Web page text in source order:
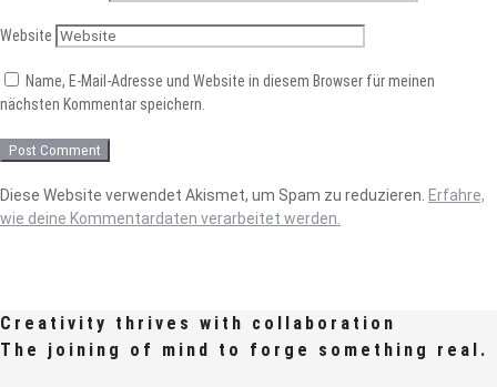
Website
Name, E-Mail-Adresse und Website in diesem Browser für meinen
nächsten Kommentar speichern.
Diese Website verwendet Akismet, um Spam zu reduzieren. Erfahre,
wie deine Kommentardaten verarbeitet werden.
Creativity thrives with collaboration
The joining of mind to forge something real.